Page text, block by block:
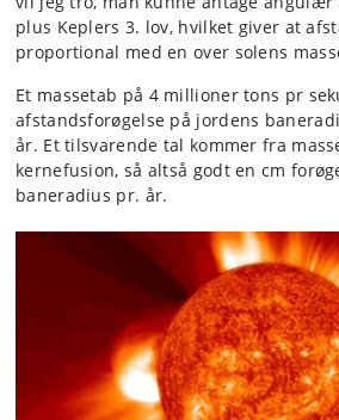
plus Keplers 3. lov, hvilket giver at
proportional med en over solens
Et massetab på 4 millioner tons pr
afstandsforøgelse på jordens
år. Et tilsvarende tal kommer fra
kernefusion, så altså godt en cm
baneradius pr. år.